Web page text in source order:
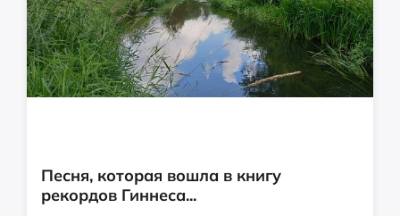
Песня, которая вошла в книгу
рекордов Гиннеса...